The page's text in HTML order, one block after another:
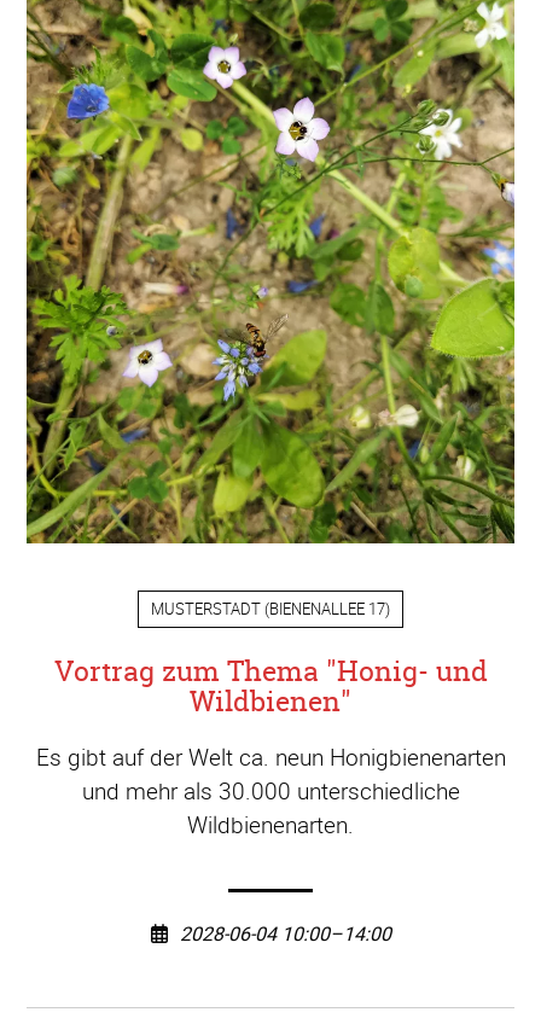
MUSTERSTADT (BIENENALLEE 17)
Vortrag zum Thema "Honig- und
Wildbienen"
Es gibt auf der Welt ca. neun Honigbienenarten
und mehr als 30.000 unterschiedliche
Wildbienenarten.
2028-06-04 10:00–14:00